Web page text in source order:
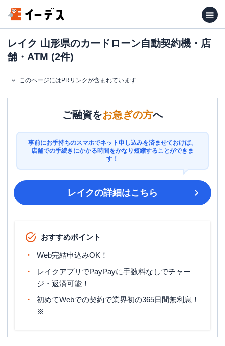
レイク 山形県のカードローン自動契約機・店
舗・ATM (2件)
このページにはPRリンクが含まれています
ご融資をお急ぎの方へ
事前にお手持ちのスマホでネット申し込みを済ませておけば、
店舗での手続きにかかる時間をかなり短縮することができま
す！
レイクの詳細はこちら
おすすめポイント
Web完結申込みOK！
レイクアプリでPayPayに手数料なしでチャー
ジ・返済可能！
初めてWebでの契約で業界初の365日間無利息！
※